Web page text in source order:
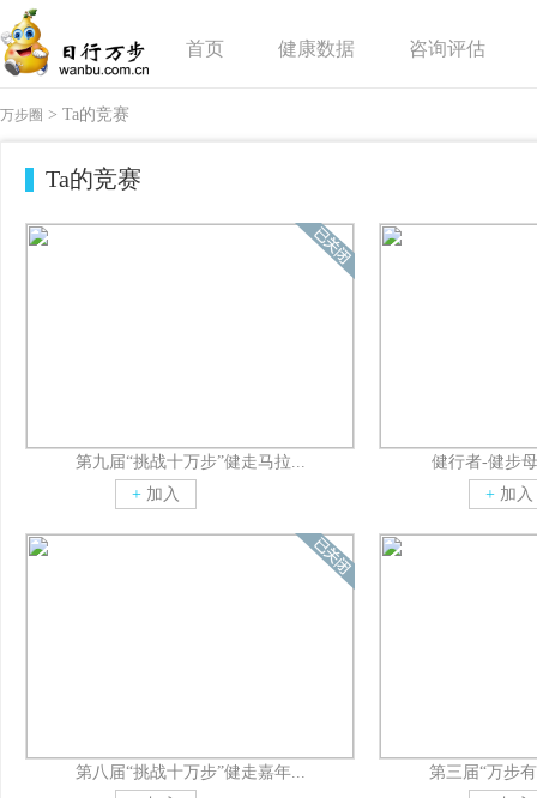
首页 健康数据 咨询评估
万步圈 > Ta的竞赛
Ta的竞赛
第九届“挑战十万步”健走马拉...
+ 加入
健行者-健步
+ 加入
第八届“挑战十万步”健走嘉年...
第三届“万步